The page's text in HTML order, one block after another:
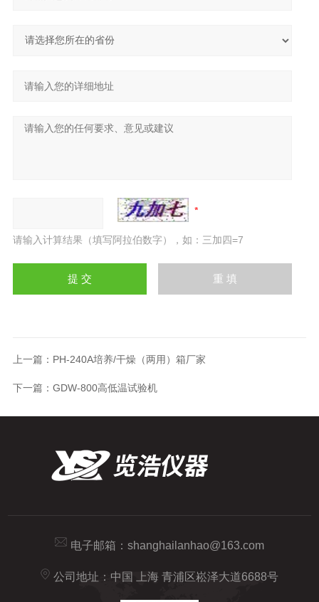
请输入计算结果（填写阿拉伯数字），如：三加四=7
上一篇： PH-240A培养/干燥（两用）箱厂家
下一篇： GDW-800高低温试验机
电子邮箱： shanghailanhao@163.com
公司地址：中国 上海 青浦区崧泽大道6688号